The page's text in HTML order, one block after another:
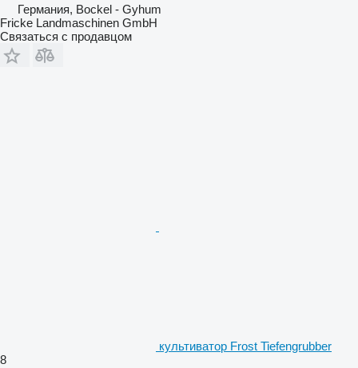
Германия, Bockel - Gyhum
Fricke Landmaschinen GmbH
Связаться с продавцом
культиватор Frost Tiefengrubber
8